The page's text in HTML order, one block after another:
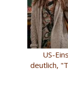
US-
deutlich,